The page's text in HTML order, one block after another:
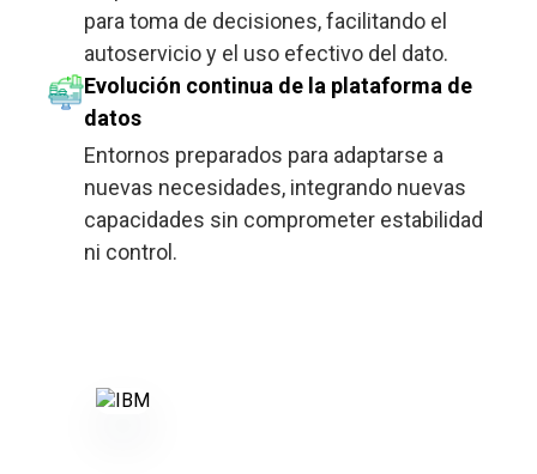
para toma de decisiones, facilitando el
autoservicio y el uso efectivo del dato.
Evolución continua de la plataforma de
datos
Entornos preparados para adaptarse a
nuevas necesidades, integrando nuevas
capacidades sin comprometer estabilidad
ni control.